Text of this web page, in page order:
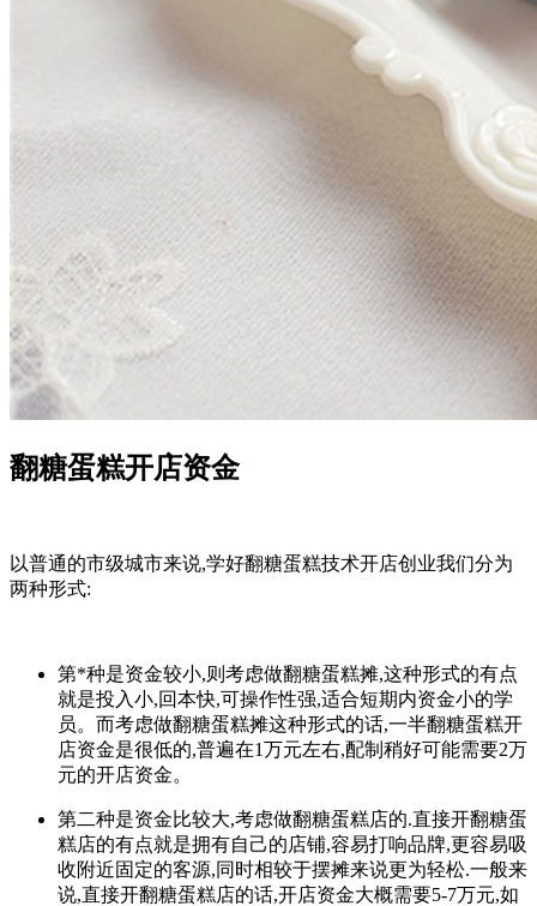
翻糖蛋糕开店资金
以普通的市级城市来说,学好翻糖蛋糕技术开店创业我们分为
两种形式:
第*种是资金较小,则考虑做翻糖蛋糕摊,这种形式的有点
就是投入小,回本快,可操作性强,适合短期内资金小的学
员。而考虑做翻糖蛋糕摊这种形式的话,一半翻糖蛋糕开
店资金是很低的,普遍在1万元左右,配制稍好可能需要2万
元的开店资金。
第二种是资金比较大,考虑做翻糖蛋糕店的.直接开翻糖蛋
糕店的有点就是拥有自己的店铺,容易打响品牌,更容易吸
收附近固定的客源,同时相较于摆摊来说更为轻松.一般来
说,直接开翻糖蛋糕店的话,开店资金大概需要5-7万元,如